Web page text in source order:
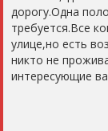
дорогу.Одна
требуется.Все
улице,но есть
никто не
интересующие